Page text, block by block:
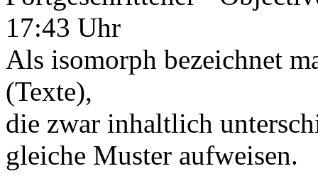
17:43 Uhr
Als isomorph bezeichnet
(Texte),
die zwar inhaltlich
gleiche Muster aufweisen.